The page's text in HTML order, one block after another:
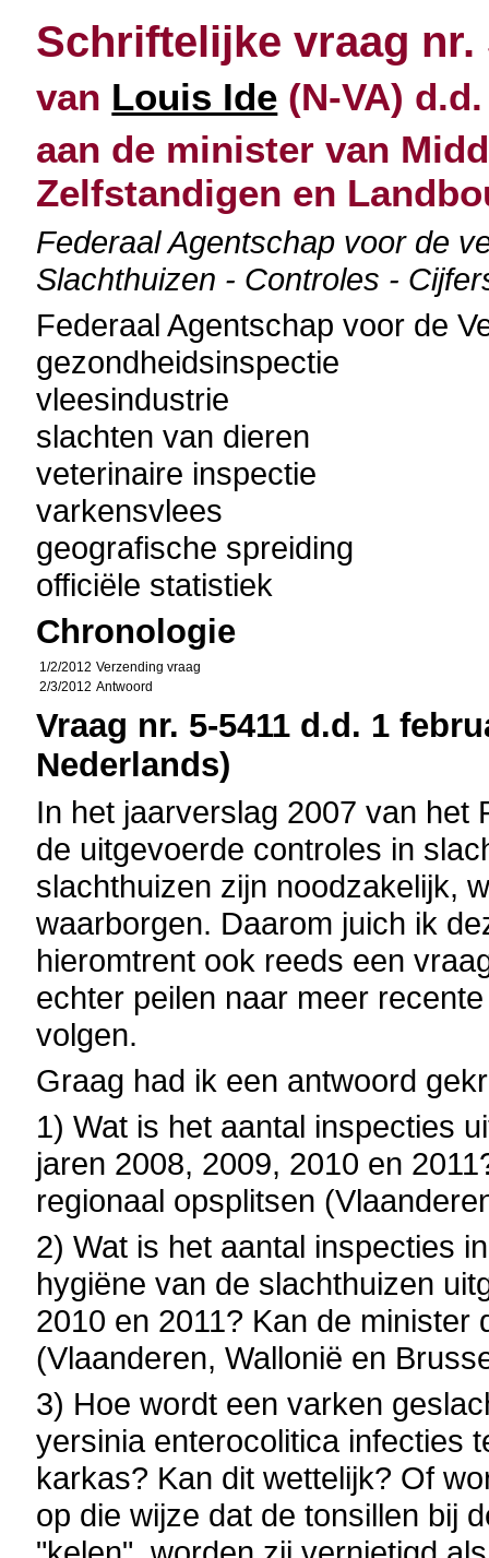
Schriftelijke vraag nr.
van Louis Ide (N-VA)
aan de minister van
Zelfstandigen en
Federaal Agentschap voor de
Slachthuizen - Controles -
Federaal Agentschap voor de
gezondheidsinspectie
vleesindustrie
slachten van dieren
veterinaire inspectie
varkensvlees
geografische spreiding
officiële statistiek
Chronologie
1/2/2012 Verzending vraag
2/3/2012 Antwoord
Vraag nr. 5-5411 d.d. 1
Nederlands)
In het jaarverslag 2007 van het
de uitgevoerde controles in
slachthuizen zijn noodzakelijk,
waarborgen. Daarom juich ik
hieromtrent ook reeds een
echter peilen naar meer
volgen.
Graag had ik een antwoord
1) Wat is het aantal inspecties
jaren 2008, 2009, 2010 en
regionaal opsplitsen
2) Wat is het aantal inspecties
hygiëne van de slachthuizen
2010 en 2011? Kan de
(Vlaanderen, Wallonië en
3) Hoe wordt een varken
yersinia enterocolitica infecties
karkas? Kan dit wettelijk? Of
op die wijze dat de tonsillen bij